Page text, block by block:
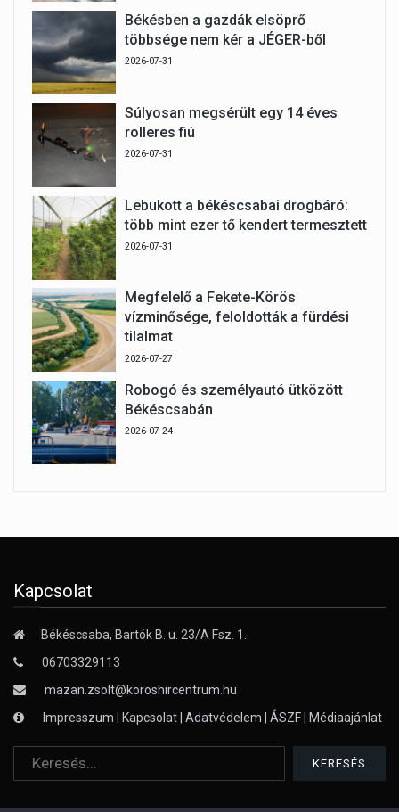
Békésben a gazdák elsöprő
többsége nem kér a JÉGER-ből
2026-07-31
Súlyosan megsérült egy 14 éves
rolleres fiú
2026-07-31
Lebukott a békéscsabai drogbáró:
több mint ezer tő kendert termesztett
2026-07-31
Megfelelő a Fekete-Körös
vízminősége, feloldották a fürdési
tilalmat
2026-07-27
Robogó és személyautó ütközött
Békéscsabán
2026-07-24
Kapcsolat
Békéscsaba, Bartók B. u. 23/A Fsz. 1.
06703329113
mazan.zsolt@koroshircentrum.hu
Impresszum
Kapcsolat Adatvédelem ÁSZF Médiaajánlat